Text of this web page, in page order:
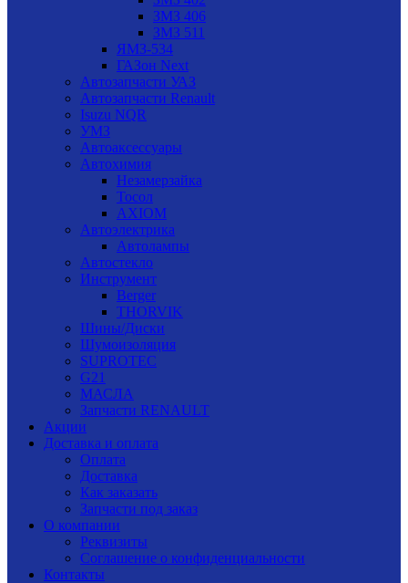
ЗМЗ 406
ЗМЗ 511
ЯМЗ-534
ГАЗон Next
Автозапчасти УАЗ
Автозапчасти Renault
Isuzu NQR
УМЗ
Автоаксессуары
Автохимия
Незамерзайка
Тосол
AXIOM
Автоэлектрика
Автолампы
Автостекло
Инструмент
Berger
THORVIK
Шины/Диски
Шумоизоляция
SUPROTEC
G21
МАСЛА
Запчасти RENAULT
Акции
Доставка и оплата
Оплата
Доставка
Как заказать
Запчасти под заказ
О компании
Реквизиты
Соглашение о конфиденциальности
Контакты